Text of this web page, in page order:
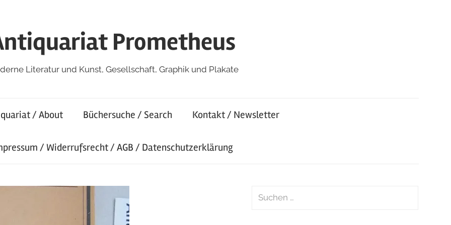
Prometheus
Literatur und Kunst, Gesellschaft, Graphik und Plakate
/ About Büchersuche / Search Kontakt / Newsletter
/ Widerrufsrecht / AGB / Datenschutzerklärung
Suchen